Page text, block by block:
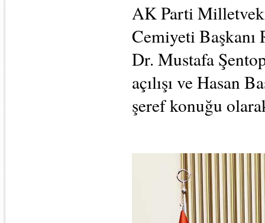
AK Parti
Cemiyeti
Dr. Mustafa
açılışı ve Hasan
şeref konuğu